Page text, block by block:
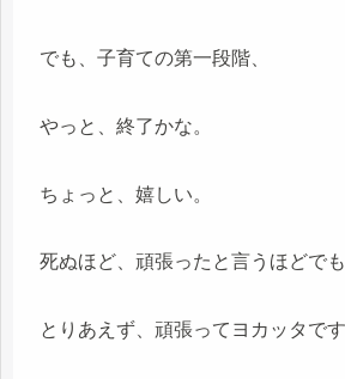
でも、子育ての第一段階、
やっと、終了かな。
ちょっと、嬉しい。
死ぬほど、頑張ったと言うほどでも
とりあえず、頑張ってヨカッタです